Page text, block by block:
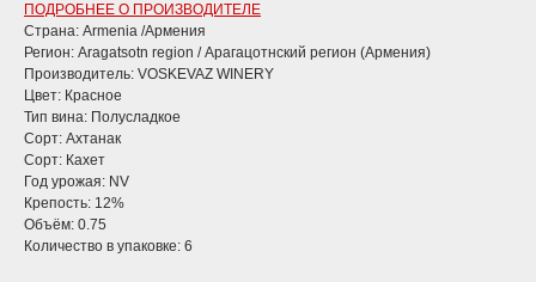
ПОДРОБНЕЕ О ПРОИЗВОДИТЕЛЕ
Страна: Armenia /Армения
Регион: Aragatsotn region / Арагацотнский регион (Армения)
Производитель: VOSKEVAZ WINERY
Цвет: Красное
Тип вина: Полусладкое
Сорт: Ахтанак
Сорт: Кахет
Год урожая: NV
Крепость: 12%
Объём: 0.75
Количество в упаковке: 6